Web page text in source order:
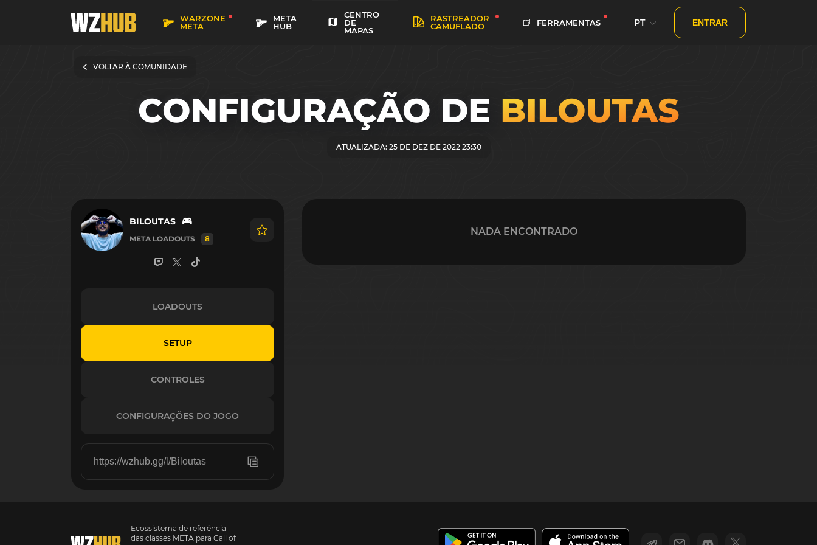
WARZONE
META
META
HUB
CENTRO
DE
MAPAS
RASTREADOR
CAMUFLADO
FERRAMENTAS PT ENTRAR
VOLTAR À COMUNIDADE
CONFIGURAÇÃO DE BILOUTAS
ATUALIZADA: 25 DE DEZ DE 2022 23:30
BILOUTAS
META LOADOUTS 8
LOADOUTS
SETUP
CONTROLES
CONFIGURAÇÕES DO JOGO
NADA ENCONTRADO
Ecossistema de referência
das classes META para Call of